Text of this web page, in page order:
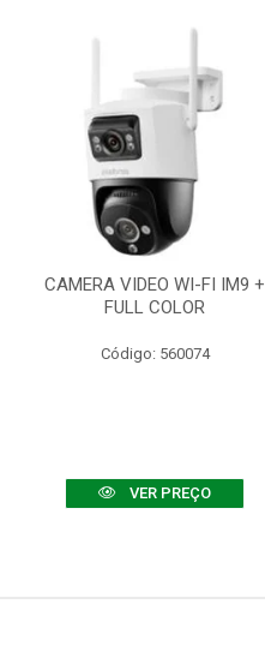
CAMERA VIDEO WI-FI IM9 +
FULL COLOR
Código: 560074
VER PREÇO